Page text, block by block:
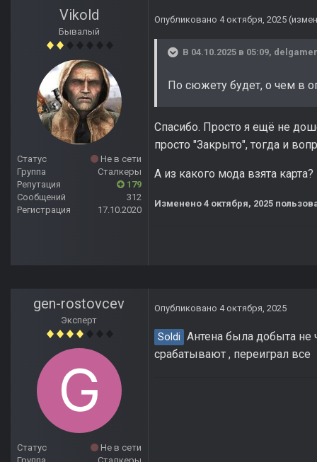
Vikold
Бывалый
Статус
Не в сети
Группа
Сталкеры
Репутация
179
Сообщений
312
Регистрация
17.10.2020
Опубликовано 4 октября, 2025
В 04.10.2025 в 05:09, delgamer
По сюжету будет, о чем в
Спасибо. Просто я ещё не
просто "Закрыто", тогда и
А из какого мода взята
Изменено 4 октября, 2025
gen-rostovcev
Эксперт
Статус
Не в сети
Опубликовано 4 октября, 2025
Soldi Антена была добыта не
срабатывают , переиграл